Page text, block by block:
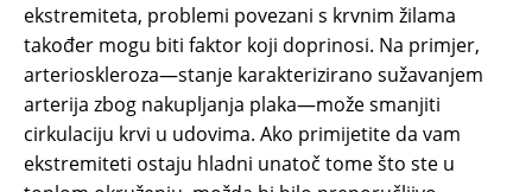
ekstremiteta, problemi povezani s krvnim žilama
također mogu biti faktor koji doprinosi. Na primjer,
arterioskleroza—stanje karakterizirano sužavanjem
arterija zbog nakupljanja plaka—može smanjiti
cirkulaciju krvi u udovima. Ako primijetite da vam
ekstremiteti ostaju hladni unatoč tome što ste u